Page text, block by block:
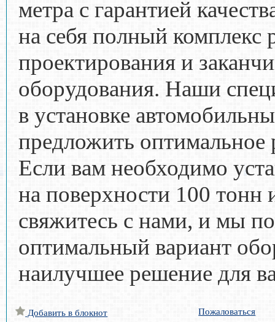
метра с гарантией
на себя полный комплекс
проектирования и
оборудования. Наши
в установке
предложить
Если вам необходимо
на поверхности 100 тонн
свяжитесь с нами, и мы
оптимальный вариант
наилучшее решение для
Добавить в блокнот Пожаловаться